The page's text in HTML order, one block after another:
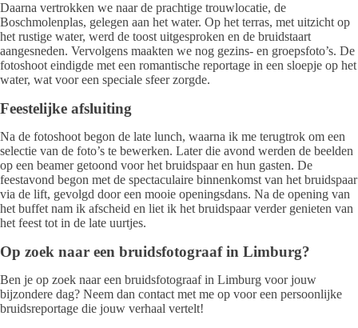
Daarna vertrokken we naar de prachtige trouwlocatie, de
Boschmolenplas, gelegen aan het water. Op het terras, met uitzicht op
het rustige water, werd de toost uitgesproken en de bruidstaart
aangesneden. Vervolgens maakten we nog gezins- en groepsfoto’s. De
fotoshoot eindigde met een romantische reportage in een sloepje op het
water, wat voor een speciale sfeer zorgde.
Feestelijke afsluiting
Na de fotoshoot begon de late lunch, waarna ik me terugtrok om een
selectie van de foto’s te bewerken. Later die avond werden de beelden
op een beamer getoond voor het bruidspaar en hun gasten. De
feestavond begon met de spectaculaire binnenkomst van het bruidspaar
via de lift, gevolgd door een mooie openingsdans. Na de opening van
het buffet nam ik afscheid en liet ik het bruidspaar verder genieten van
het feest tot in de late uurtjes.
Op zoek naar een bruidsfotograaf in Limburg?
Ben je op zoek naar een bruidsfotograaf in Limburg voor jouw
bijzondere dag? Neem dan contact met me op voor een persoonlijke
bruidsreportage die jouw verhaal vertelt!